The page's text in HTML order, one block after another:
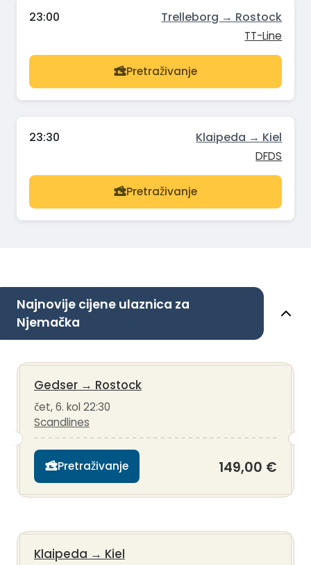
23:00 Trelleborg → Rostock
TT-Line
Pretraživanje
23:30 Klaipeda → Kiel
DFDS
Pretraživanje
Najnovije cijene ulaznica za
Njemačka
Gedser → Rostock
čet, 6. kol 22:30
Scandlines
Pretraživanje 149,00 €
Klaipeda → Kiel